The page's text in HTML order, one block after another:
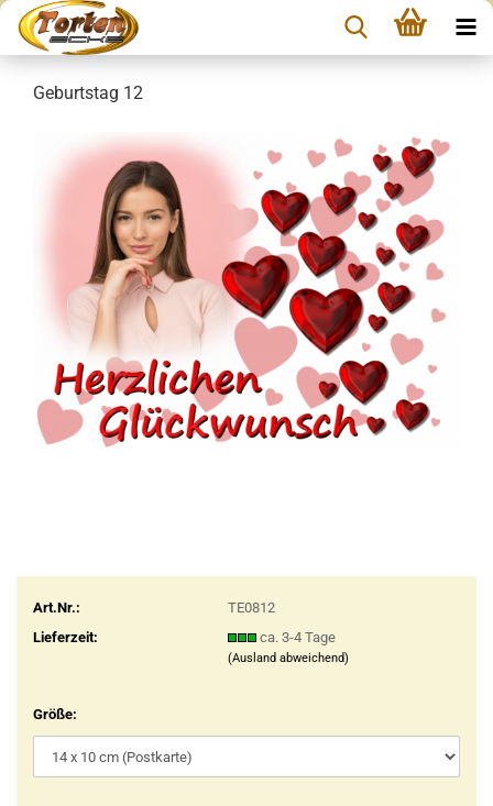
Geburtstag 12
Art.Nr.:
TE0812
Lieferzeit:
ca. 3-4 Tage
(Ausland abweichend)
Größe: